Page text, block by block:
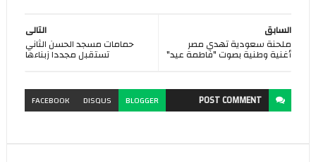
التالى
حمامات مسجد الحسن الثاني
تستقبل مجددا زبناءها
السابق
ملحنة سعودية تهدي مصر
أغنية وطنية بصوت "فاطمة عيد"
POSTCOMMENT
BLOGGER
DISQUS
FACEBOOK